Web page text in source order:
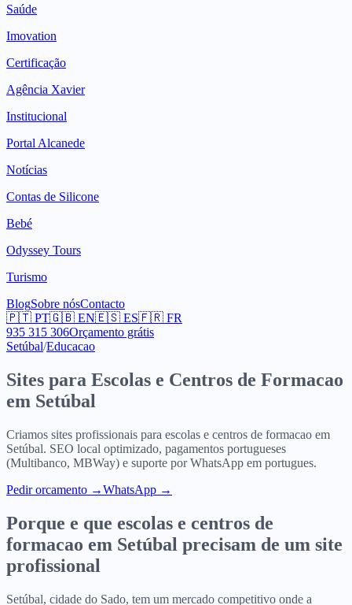
Saúde
Imovation
Certificação
Agência Xavier
Institucional
Portal Alcanede
Notícias
Contas de Silicone
Bebé
Odyssey Tours
Turismo
BlogSobre nósContacto
🇵🇹 PT🇬🇧 EN🇪🇸 ES🇫🇷 FR
935 315 306Orçamento grátis
Setúbal/Educacao
Sites para Escolas e Centros de Formacao
em Setúbal
Criamos sites profissionais para escolas e centros de formacao em
Setúbal. SEO local optimizado, pagamentos portugueses
(Multibanco, MBWay) e suporte por WhatsApp em portugues.
Pedir orcamento →WhatsApp →
Porque e que escolas e centros de
formacao em Setúbal precisam de um site
profissional
Setúbal, cidade do Sado, tem um mercado competitivo onde a